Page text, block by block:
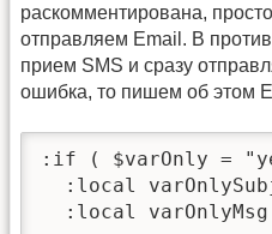
раскомментирована,
отправляем Email. В
прием SMS и сразу
ошибка, то пишем об этом
:if ( $varOnly =
:local
:local